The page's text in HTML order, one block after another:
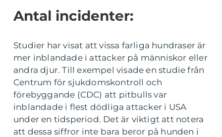
Antal incidenter:
Studier har visat att vissa farliga hundraser är
mer inblandade i attacker på människor eller
andra djur. Till exempel visade en studie från
Centrum för sjukdomskontroll och
förebyggande (CDC) att pitbulls var
inblandade i flest dödliga attacker i USA
under en tidsperiod. Det är viktigt att notera
att dessa siffror inte bara beror på hunden i